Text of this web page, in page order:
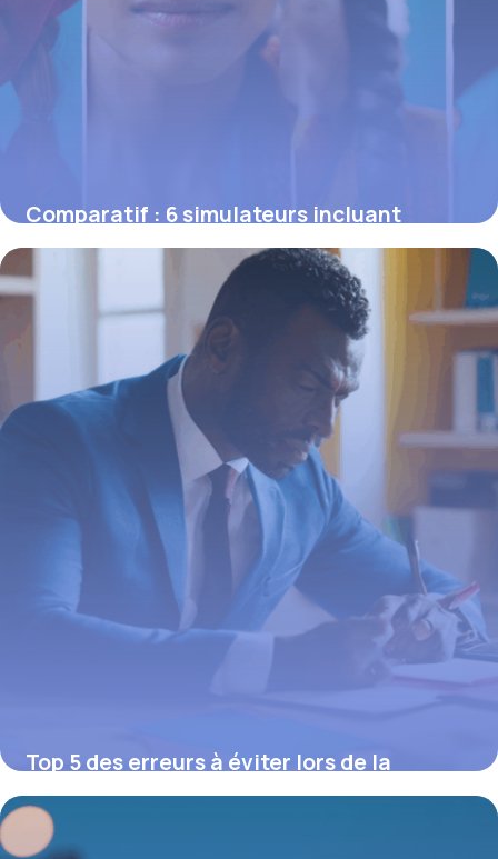
Comparatif : 6 simulateurs incluant
prévoyance et options santé dans le devis
16 juin 2026
Top 5 des erreurs à éviter lors de la
souscription d’une mutuelle
16 juin 2026